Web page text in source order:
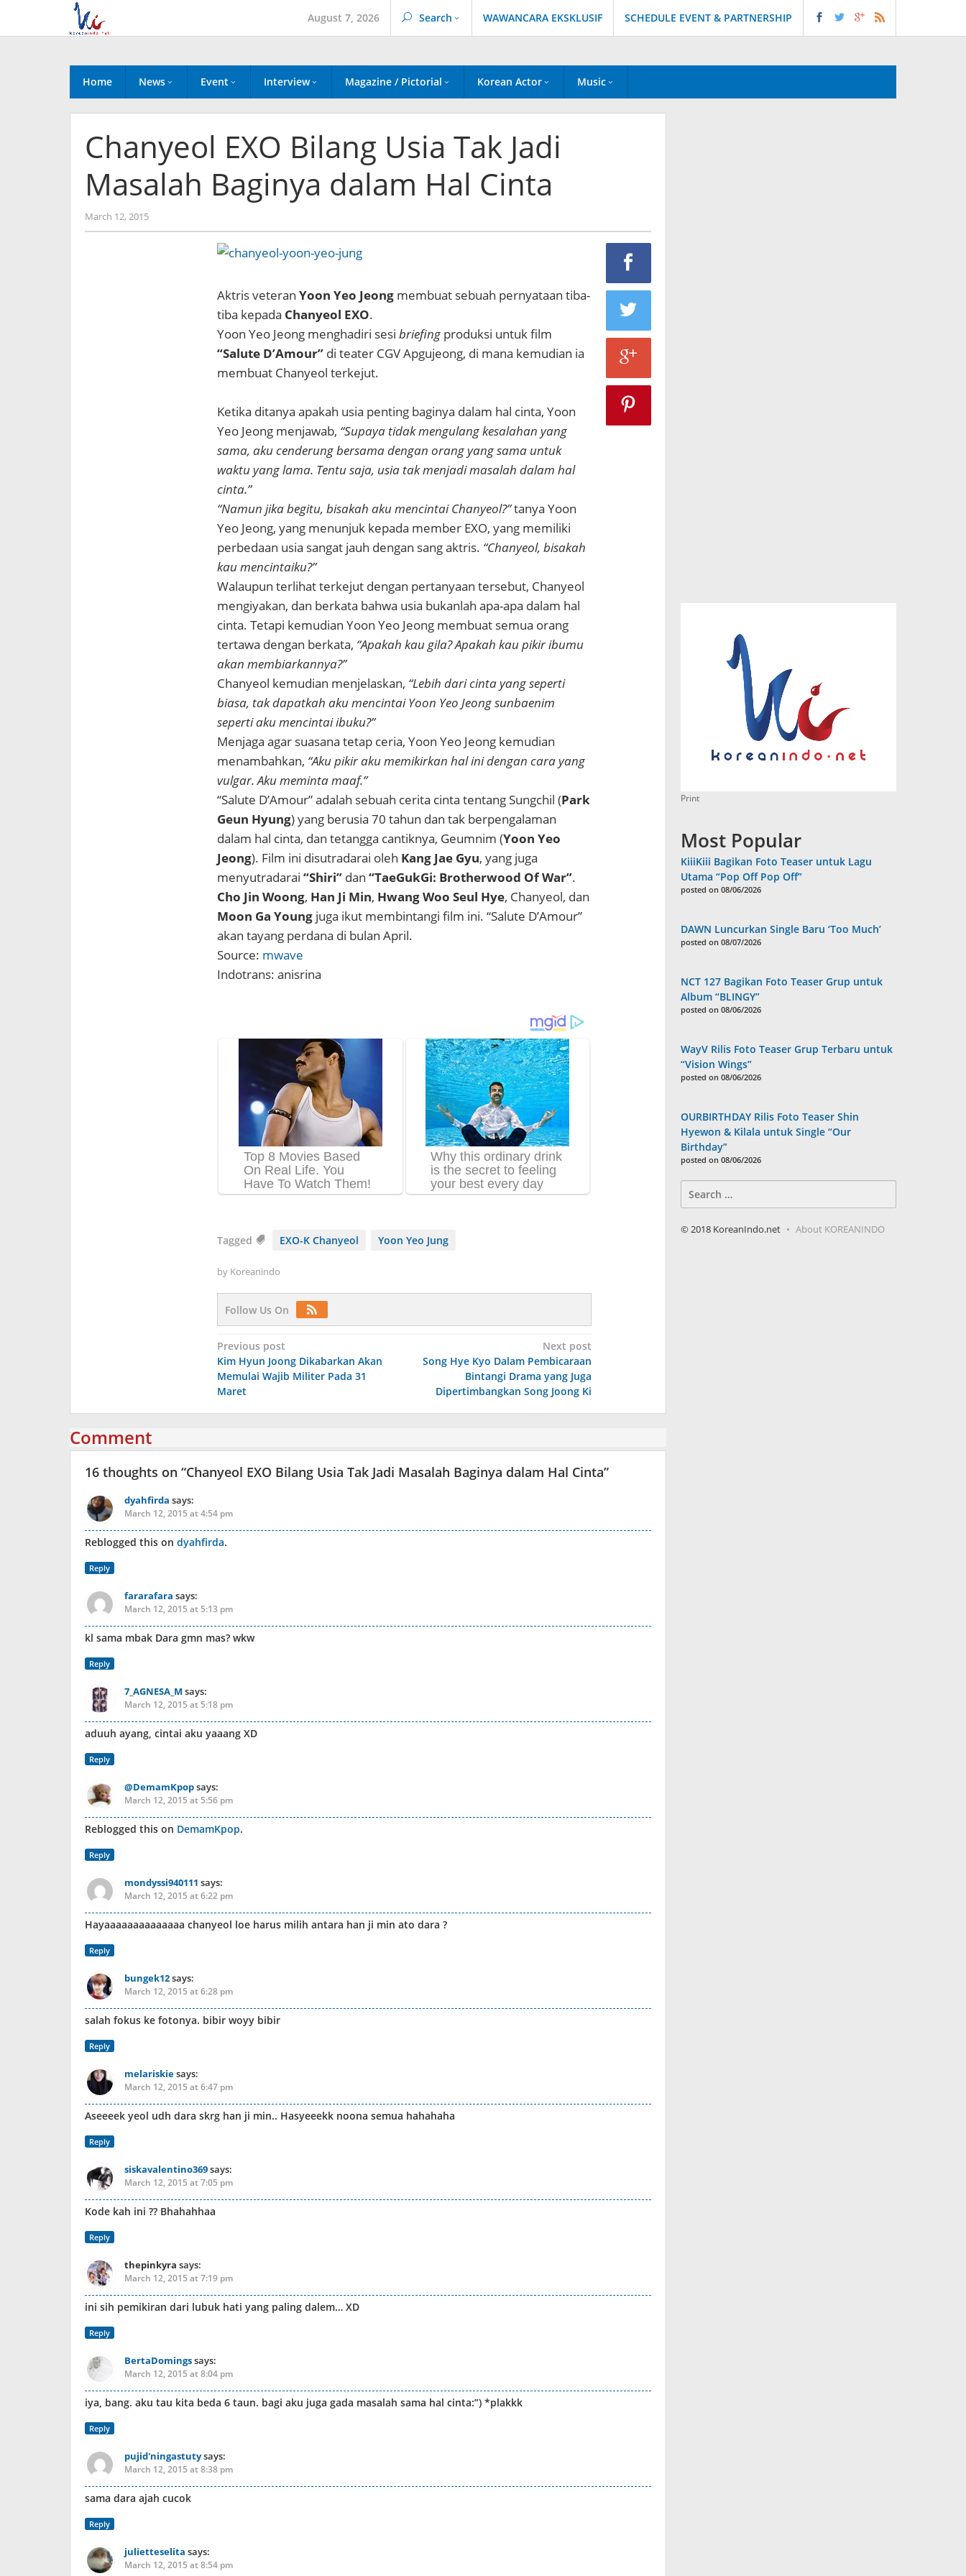
content
August 7, 2026 Search WAWANCARA EKSKLUSIF SCHEDULE EVENT & PARTNERSHIP
Home News Event Interview Magazine / Pictorial Korean Actor Music
Chanyeol EXO Bilang Usia Tak Jadi
Masalah Baginya dalam Hal Cinta
March 12, 2015by
Koreanindo
Aktris veteran Yoon Yeo Jeongmembuat sebuah pernyataan tiba-
tiba kepada Chanyeol EXO.
Yoon Yeo Jeong menghadiri sesi briefingproduksi untuk film
“Salute D’Amour”di teater CGV Apgujeong, di mana kemudian ia
membuat Chanyeol terkejut.
Ketika ditanya apakah usia penting baginya dalam hal cinta, Yoon
Yeo Jeong menjawab, “Supaya tidak mengulang kesalahan yang
sama, aku cenderung bersama dengan orang yang sama untuk
waktu yang lama. Tentu saja, usia tak menjadi masalah dalam hal
cinta.”
“Namun jika begitu, bisakah aku mencintai Chanyeol?”tanya Yoon
Yeo Jeong, yang menunjuk kepada member EXO, yang memiliki
perbedaan usia sangat jauh dengan sang aktris. “Chanyeol, bisakah
kau mencintaiku?”
Walaupun terlihat terkejut dengan pertanyaan tersebut, Chanyeol
mengiyakan, dan berkata bahwa usia bukanlah apa-apa dalam hal
cinta. Tetapi kemudian Yoon Yeo Jeong membuat semua orang
tertawa dengan berkata, “Apakah kau gila? Apakah kau pikir ibumu
akan membiarkannya?”
Chanyeol kemudian menjelaskan, “Lebih dari cinta yang seperti
biasa, tak dapatkah aku mencintai Yoon Yeo Jeong sunbaenim
seperti aku mencintai ibuku?”
Menjaga agar suasana tetap ceria, Yoon Yeo Jeong kemudian
menambahkan, “Aku pikir aku memikirkan hal ini dengan cara yang
vulgar. Aku meminta maaf.”
“Salute D’Amour” adalah sebuah cerita cinta tentang Sungchil (Park
Geun Hyung) yang berusia 70 tahun dan tak berpengalaman
dalam hal cinta, dan tetangga cantiknya, Geumnim (Yoon Yeo
Jeong). Film ini disutradarai oleh Kang Jae Gyu, yang juga
menyutradarai “Shiri”dan “TaeGukGi: Brotherwood Of War”.
Cho Jin Woong, Han Ji Min, Hwang Woo Seul Hye, Chanyeol, dan
Moon Ga Youngjuga ikut membintangi film ini. “Salute D’Amour”
akan tayang perdana di bulan April.
Source: mwave
Indotrans: anisrina
Tagged EXO-K Chanyeol Yoon Yeo Jung
by Koreanindo
Follow Us On
Post
navigation
Previous post
Kim Hyun Joong Dikabarkan Akan
Memulai Wajib Militer Pada 31
Maret
Next post
Song Hye Kyo Dalam Pembicaraan
Bintangi Drama yang Juga
Dipertimbangkan Song Joong Ki
Comment
16 thoughts on “Chanyeol EXO Bilang Usia Tak Jadi Masalah Baginya dalam Hal Cinta”
dyahfirda says:
March 12, 2015 at 4:54 pm
Reblogged this on dyahfirda.
Reply
fararafara says:
March 12, 2015 at 5:13 pm
kl sama mbak Dara gmn mas? wkw
Reply
7_AGNESA_Msays:
March 12, 2015 at 5:18 pm
aduuh ayang, cintai aku yaaang XD
Reply
@DemamKpopsays:
March 12, 2015 at 5:56 pm
Reblogged this on DemamKpop.
Reply
mondyssi940111 says:
March 12, 2015 at 6:22 pm
Hayaaaaaaaaaaaaaa chanyeol loe harus milih antara han ji min ato dara ?
Reply
bungek12says:
March 12, 2015 at 6:28 pm
salah fokus ke fotonya. bibir woyy bibir
Reply
melariskiesays:
March 12, 2015 at 6:47 pm
Aseeeek yeol udh dara skrg han ji min.. Hasyeeekk noona semua hahahaha
Reply
siskavalentino369says:
March 12, 2015 at 7:05 pm
Kode kah ini ?? Bhahahhaa
Reply
thepinkyra says:
March 12, 2015 at 7:19 pm
ini sih pemikiran dari lubuk hati yang paling dalem… XD
Reply
BertaDomingssays:
March 12, 2015 at 8:04 pm
iya, bang. aku tau kita beda 6 taun. bagi aku juga gada masalah sama hal cinta:”) *plakkk
Reply
pujid'ningastutysays:
March 12, 2015 at 8:38 pm
sama dara ajah cucok
Reply
julietteselita says:
March 12, 2015 at 8:54 pm
Print
Most Popular
KiiiKiii Bagikan Foto Teaser untuk Lagu
Utama “Pop Off Pop Off”
posted on 08/06/2026
DAWN Luncurkan Single Baru ‘Too Much’
posted on 08/07/2026
NCT 127 Bagikan Foto Teaser Grup untuk
Album “BLINGY”
posted on 08/06/2026
WayV Rilis Foto Teaser Grup Terbaru untuk
“Vision Wings”
posted on 08/06/2026
OURBIRTHDAY Rilis Foto Teaser Shin
Hyewon & Kilala untuk Single “Our
Birthday”
posted on 08/06/2026
for:
© 2018 KoreanIndo.net About KOREANINDO